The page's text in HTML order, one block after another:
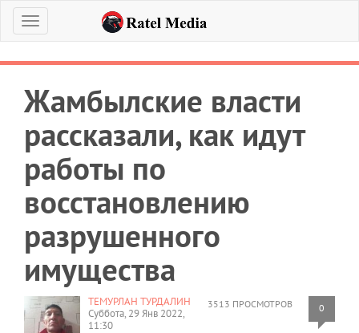
Меню
Жамбылские власти
рассказали, как идут
работы по
восстановлению
разрушенного
имущества
3513 ПРОСМОТРОВ 0
ТЕМУРЛАН ТУРДАЛИН
Суббота, 29 Янв 2022,
11:30